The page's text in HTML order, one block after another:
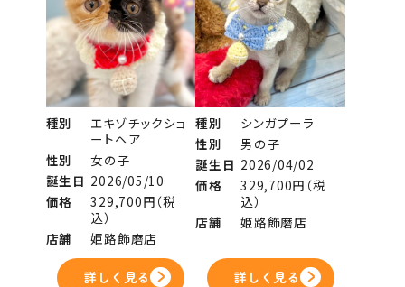
種別
エキゾチックショ
ートヘア
性別
女の子
誕生日 2026/05/10
価格
329,700円（税
込）
店舗
姫路飾磨店
詳しく見る
種別
シンガプーラ
性別
男の子
誕生日 2026/04/02
価格
329,700円（税
込）
店舗
姫路飾磨店
詳しく見る